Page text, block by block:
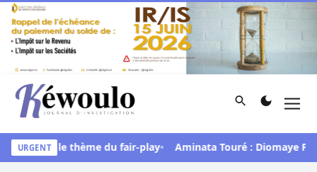
Aller au contenu
Kéwoulo, le premier site d'information et d'investigation
Rechercher
URGENT
sous le thème du fair-play Aminata Touré : Diomaye Faye